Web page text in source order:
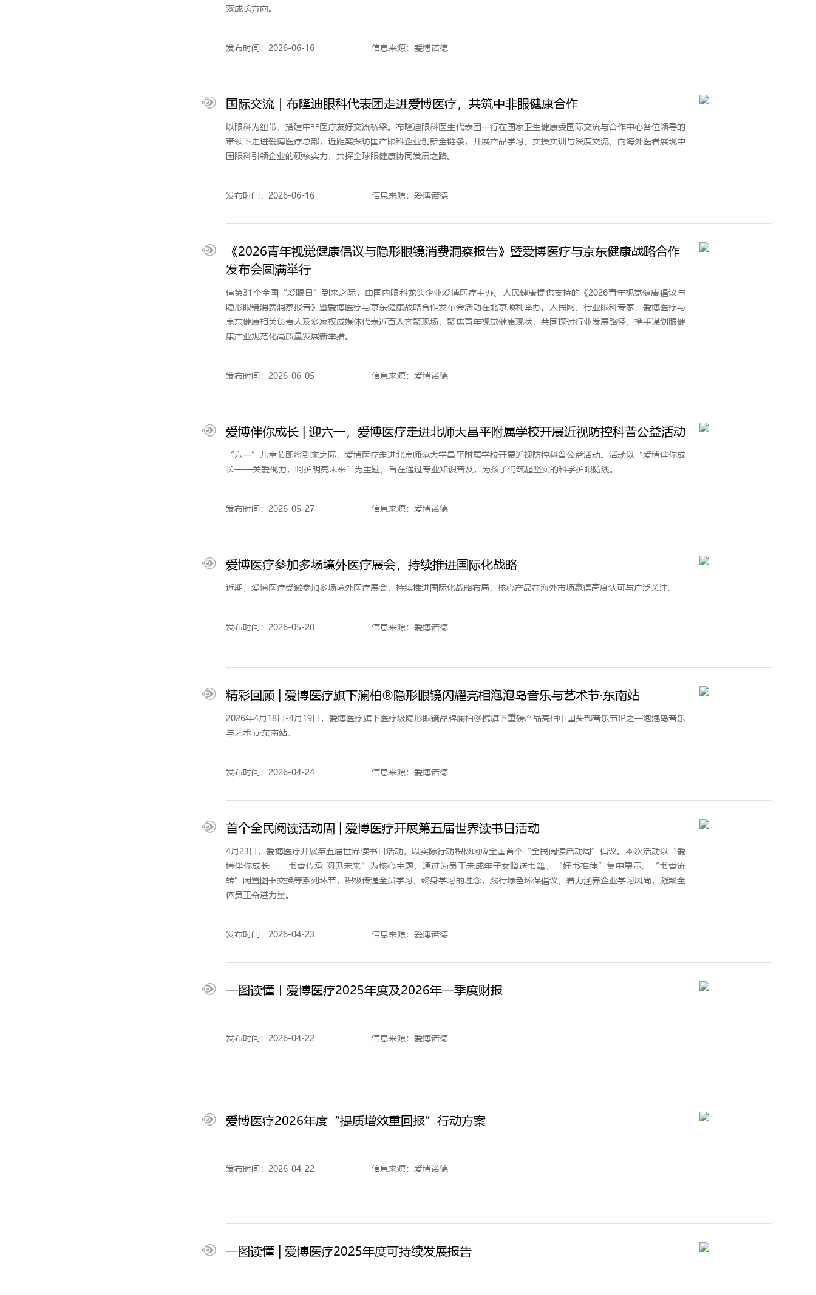
索成长方向。
发布时间：2026-06-16 信息来源：爱博诺德
国际交流｜布隆迪眼科代表团走进爱博医疗，共筑中非眼健康合作
以眼科为纽带，搭建中非医疗友好交流桥梁。布隆迪眼科医生代表团一行在国家卫生健康委国际交流与合作中心各位领导的
带领下走进爱博医疗总部，近距离探访国产眼科企业创新全链条，开展产品学习、实操实训与深度交流，向海外医者展现中
国眼科引领企业的硬核实力，共探全球眼健康协同发展之路。
发布时间：2026-06-16 信息来源：爱博诺德
《2026青年视觉健康倡议与隐形眼镜消费洞察报告》暨爱博医疗与京东健康战略合作
发布会圆满举行
值第31个全国“爱眼日”到来之际，由国内眼科龙头企业爱博医疗主办、人民健康提供支持的《2026青年视觉健康倡议与
隐形眼镜消费洞察报告》暨爱博医疗与京东健康战略合作发布会活动在北京顺利举办。人民网、行业眼科专家、爱博医疗与
京东健康相关负责人及多家权威媒体代表近百人齐聚现场，聚焦青年视觉健康现状，共同探讨行业发展路径，携手谋划眼健
康产业规范化高质量发展新举措。
发布时间：2026-06-05 信息来源：爱博诺德
爱博伴你成长 | 迎六一，爱博医疗走进北师大昌平附属学校开展近视防控科普公益活动
“六一”儿童节即将到来之际，爱博医疗走进北京师范大学昌平附属学校开展近视防控科普公益活动。活动以“爱博伴你成
长——关爱视力，呵护明亮未来”为主题，旨在通过专业知识普及，为孩子们筑起坚实的科学护眼防线。
发布时间：2026-05-27 信息来源：爱博诺德
爱博医疗参加多场境外医疗展会，持续推进国际化战略
近期，爱博医疗受邀参加多场境外医疗展会，持续推进国际化战略布局，核心产品在海外市场赢得高度认可与广泛关注。
发布时间：2026-05-20 信息来源：爱博诺德
精彩回顾 | 爱博医疗旗下澜柏®隐形眼镜闪耀亮相泡泡岛音乐与艺术节·东南站
2026年4月18日-4月19日，爱博医疗旗下医疗级隐形眼镜品牌澜柏@携旗下重磅产品亮相中国头部音乐节IP之一泡泡岛音乐
与艺术节·东南站。
发布时间：2026-04-24 信息来源：爱博诺德
首个全民阅读活动周 | 爱博医疗开展第五届世界读书日活动
4月23日，爱博医疗开展第五届世界读书日活动，以实际行动积极响应全国首个“全民阅读活动周”倡议。本次活动以“爱
博伴你成长——书香传承 阅见未来”为核心主题，通过为员工未成年子女赠送书籍、“好书推荐”集中展示、“书香流
转”闲置图书交换等系列环节，积极传递全员学习、终身学习的理念，践行绿色环保倡议，着力涵养企业学习风尚，凝聚全
体员工奋进力量。
发布时间：2026-04-23 信息来源：爱博诺德
一图读懂丨爱博医疗2025年度及2026年一季度财报
发布时间：2026-04-22 信息来源：爱博诺德
爱博医疗2026年度“提质增效重回报”行动方案
发布时间：2026-04-22 信息来源：爱博诺德
一图读懂 | 爱博医疗2025年度可持续发展报告